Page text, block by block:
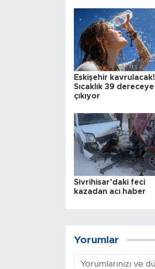
Eskişehir kavrulacak!
Sıcaklık 39 dereceye
çıkıyor
Sivrihisar’daki feci
kazadan acı haber
Yorumlar